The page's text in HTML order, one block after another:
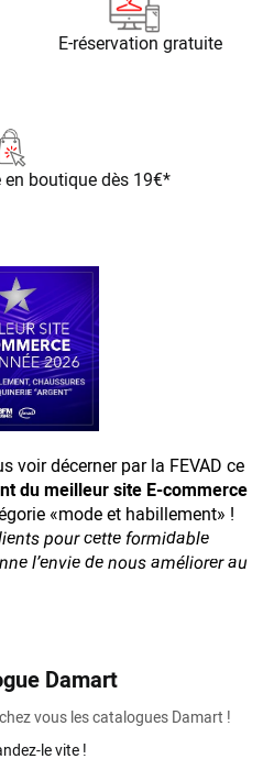
E-réservation gratuite
en boutique dès 19€*
voir décerner par la FEVAD ce
du meilleur site E-commerce
«mode et habillement» !
pour cette formidable
l’envie de nous améliorer au
Damart
vous les catalogues Damart !
le vite !